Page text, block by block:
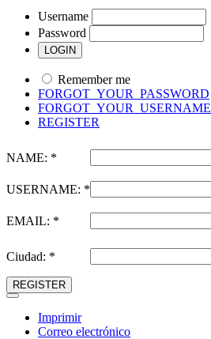
Username
Password
Remember me
FORGOT_YOUR_PASSWORD
FORGOT_YOUR_USERNAME
REGISTER
NAME: *
USERNAME: *
EMAIL: *
Ciudad: *
REGISTER
Imprimir
Correo electrónico